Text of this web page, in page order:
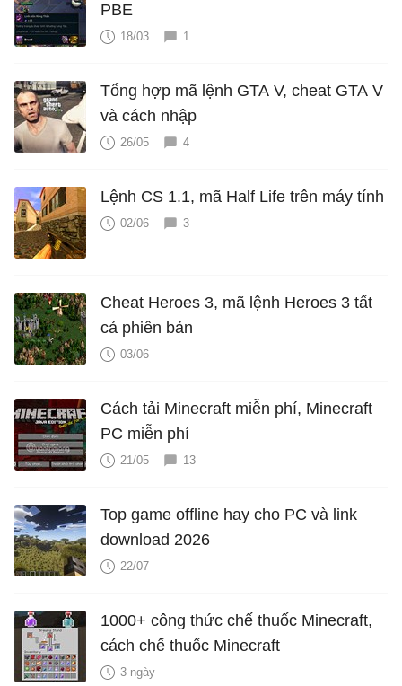
PBE
18/03 1
Tổng hợp mã lệnh GTA V, cheat GTA V
và cách nhập
26/05 4
Lệnh CS 1.1, mã Half Life trên máy tính
02/06 3
Cheat Heroes 3, mã lệnh Heroes 3 tất
cả phiên bản
03/06
Cách tải Minecraft miễn phí, Minecraft
PC miễn phí
21/05 13
Top game offline hay cho PC và link
download 2026
22/07
1000+ công thức chế thuốc Minecraft,
cách chế thuốc Minecraft
3 ngày